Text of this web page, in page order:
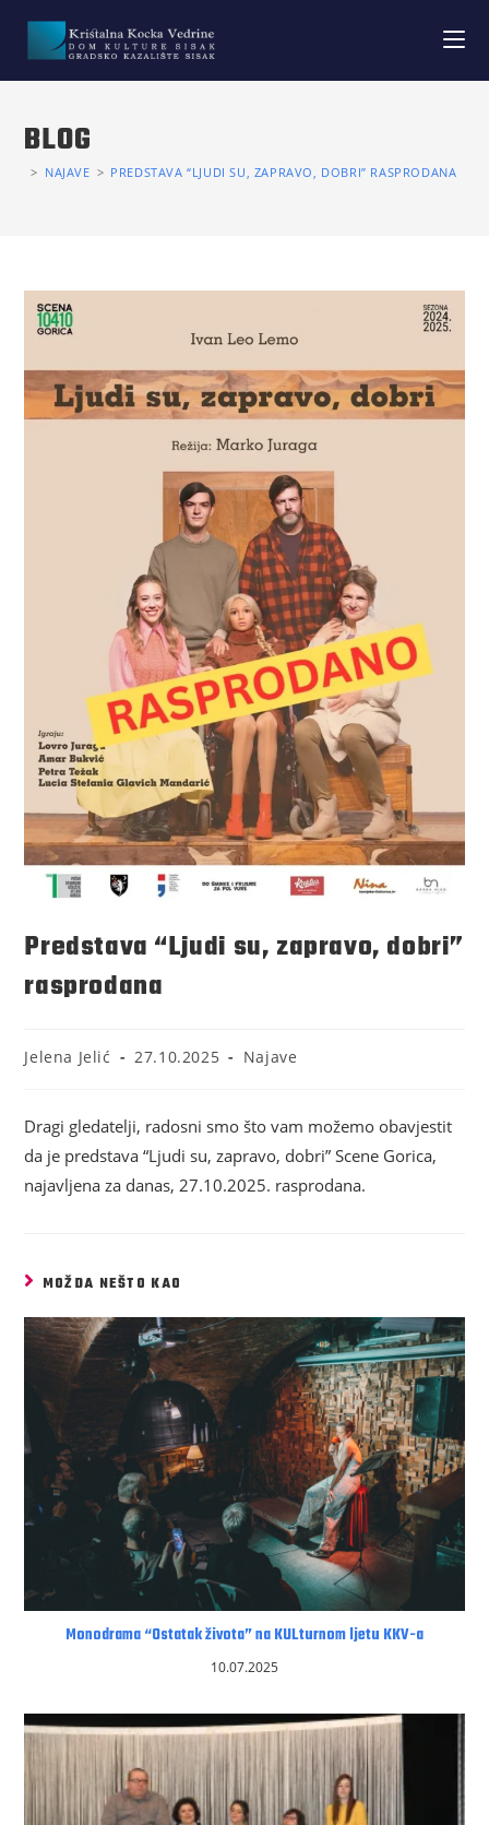
BLOG
> NAJAVE > PREDSTAVA “LJUDI SU, ZAPRAVO, DOBRI” RASPRODANA
Predstava “Ljudi su, zapravo, dobri”
rasprodana
Jelena Jelić 27.10.2025 Najave
Dragi gledatelji, radosni smo što vam možemo obavjestit
da je predstava “Ljudi su, zapravo, dobri” Scene Gorica,
najavljena za danas, 27.10.2025. rasprodana.
MOŽDA NEŠTO KAO
Monodrama “Ostatak života” na KULturnom ljetu KKV-a
10.07.2025